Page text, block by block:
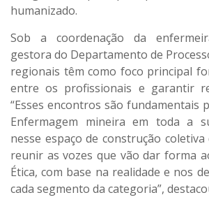
humanizado.
Sob a coordenação da
gestora do Departamento de
regionais têm como foco principal
entre os profissionais e garantir
“Esses encontros são fundamentais
Enfermagem mineira em toda a
nesse espaço de construção
reunir as vozes que vão dar forma
Ética, com base na realidade e nos
cada segmento da categoria”,